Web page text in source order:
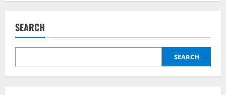
SEARCH
SEARCH